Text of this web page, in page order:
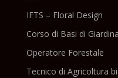
IFTS – Floral Design
Corso di Basi di
Operatore Forestale
Tecnico di Agricoltura